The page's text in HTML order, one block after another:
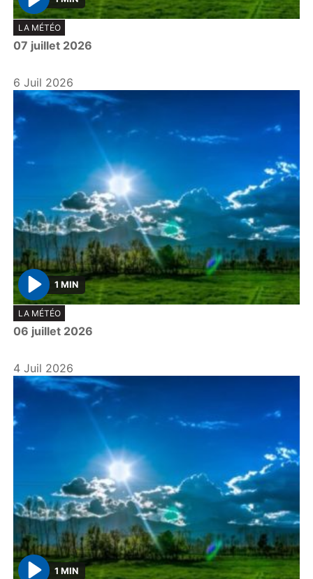
P
l
a
LA MÉTÉO
07 juillet 2026
6 Juil 2026
P
l
a
1 MIN
LA MÉTÉO
06 juillet 2026
4 Juil 2026
1 MIN